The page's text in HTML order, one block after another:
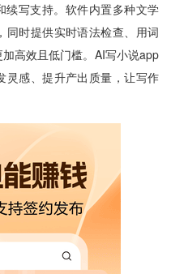
续写支持。软件内置多种文学
同时提供实时语法检查、用词
高效且低门槛。AI写小说app
灵感、提升产出质量，让写作